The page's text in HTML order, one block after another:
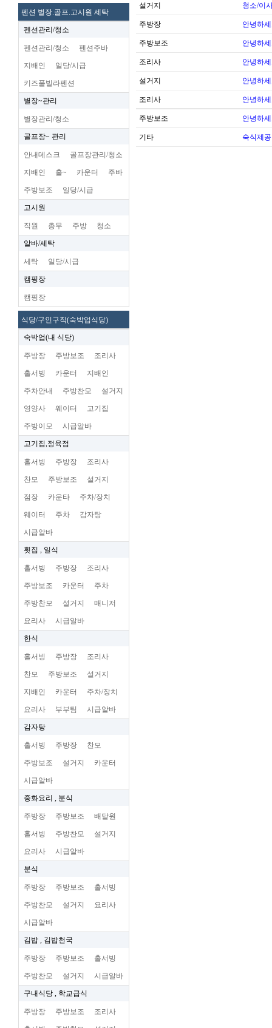
펜션 별장.골프.고시원 세탁
펜션관리/청소
펜션관리/청소 펜션주바
지배인 일당/시급
키즈풀빌라펜션
별장~관리
별장관리/청소
골프장~ 관리
안내데스크 골프장관리/청소
지배인 홀~ 카운터 주바
주방보조 일당/시급
고시원
직원 총무 주방 청소
알바/세탁
세탁 일당/시급
캠핑장
캠핑장
식당/구인구직(숙박업식당)
숙박업(내 식당)
주방장 주방보조 조리사
홀서빙 카운터 지배인
주차안내 주방찬모 설거지
영양사 웨이터 고기집
주방이모 시급알바
고기집,정육점
홀서빙 주방장 조리사
찬모 주방보조 설거지
점장 카운타 주차/장치
웨이터 주차 감자탕
시급알바
횟집 , 일식
홀서빙 주방장 조리사
주방보조 카운터 주차
주방찬모 설거지 매니저
요리사 시급알바
한식
홀서빙 주방장 조리사
찬모 주방보조 설거지
지배인 카운터 주차/장치
요리사 부부팀 시급알바
감자탕
홀서빙 주방장 찬모
주방보조 설거지 카운터
시급알바
중화요리 , 분식
주방장 주방보조 배달원
홀서빙 주방찬모 설거지
요리사 시급알바
분식
주방장 주방보조 홀서빙
주방찬모 설거지 요리사
시급알바
김밥 , 김밥천국
주방장 주방보조 홀서빙
주방찬모 설거지 시급알바
구내식당 , 학교급식
주방장 주방보조 조리사
설거지 청소/이
주방장 안녕하
주방보조 안녕하
조리사 안녕하
설거지 안녕하
조리사 안녕하
주방보조 안녕하
기타 숙식제